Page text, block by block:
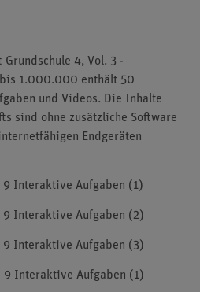
4, Vol. 3 -
1.000.000 enthält 50
und Videos. Die Inhalte
sind ohne zusätzliche Software
Endgeräten
9 Interaktive Aufgaben (1)
9 Interaktive Aufgaben (2)
9 Interaktive Aufgaben (3)
9 Interaktive Aufgaben (1)